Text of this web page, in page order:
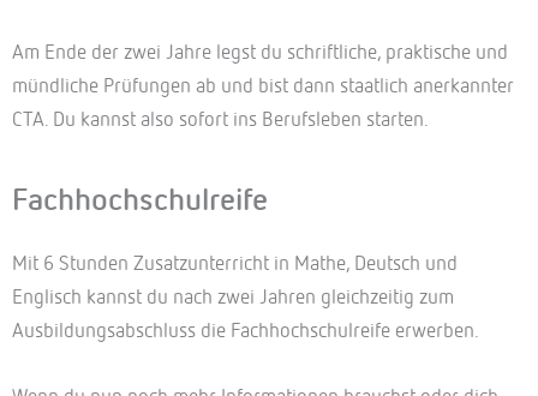
Am Ende der zwei Jahre legst du schriftliche, praktische und
mündliche Prüfungen ab und bist dann staatlich anerkannter
CTA. Du kannst also sofort ins Berufsleben starten.
Fachhochschulreife
Mit 6 Stunden Zusatzunterricht in Mathe, Deutsch und
Englisch kannst du nach zwei Jahren gleichzeitig zum
Ausbildungsabschluss die Fachhochschulreife erwerben.